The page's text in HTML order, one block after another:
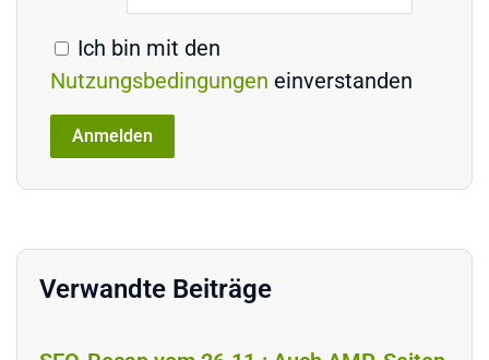
Ich bin mit den
Nutzungsbedingungen einverstanden
Verwandte Beiträge